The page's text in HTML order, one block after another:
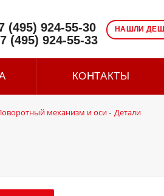
НАШЛИ
(495) 924-55-30
(495) 924-55-33
КОНТАКТЫ
механизм и оси- Детали